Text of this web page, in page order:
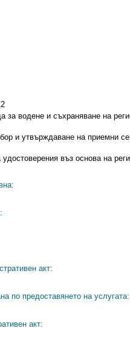
водене и съхраняване на
и утвърждаване на приемни
въз основа на
акт:
по предоставянето на услугата:
акт: